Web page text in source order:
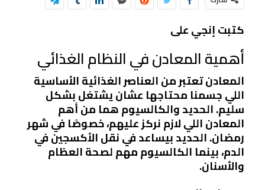
كتبت إنجي على
أهمية المعادن في النظام الغذائي
المعادن تعتبر من العناصر الغذائية الأساسية
اللي جسمنا محتاجها عشان يشتغل بشكل
سليم. الحديد والكالسيوم هما من أهم
المعادن اللي لازم نركز عليهم، خصوصًا في شهر
رمضان. الحديد بيساعد في نقل الأكسجين في
الدم، بينما الكالسيوم مهم لصحة العظام
والأسنان.